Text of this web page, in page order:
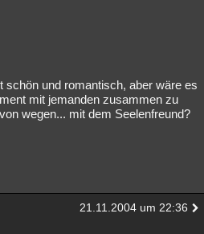
schön und romantisch, aber wäre es
mit jemanden zusammen zu
wegen... mit dem Seelenfreund?
21.11.2004 um 22:36